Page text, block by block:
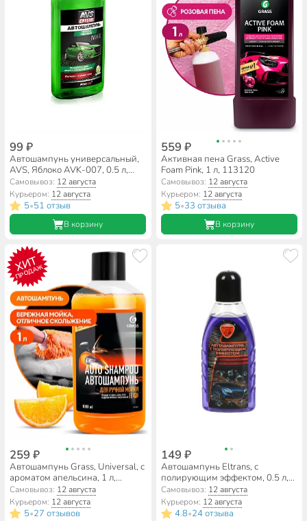
99 ₽
Автошампунь универсальный,
AVS, Яблоко AVK-007, 0.5 л,
A78365S
Самовывоз: 12 августа
Курьером: 12 августа
5•51 отзыв
В корзину
559 ₽
Активная пена Grass, Active
Foam Pink, 1 л, 113120
Самовывоз: 12 августа
Курьером: 12 августа
5•33 отзыва
В корзину
ХИТ
ПРОДАЖ
259 ₽
Автошампунь Grass, Universal, с
ароматом апельсина, 1 л,
111100-1
Самовывоз: 12 августа
Курьером: 12 августа
5•27 отзывов
149 ₽
Автошампунь Eltrans, с
полирующим эффектом, 0.5 л,
EL-0101.01
Самовывоз: 12 августа
Курьером: 12 августа
4.8•24 отзыва